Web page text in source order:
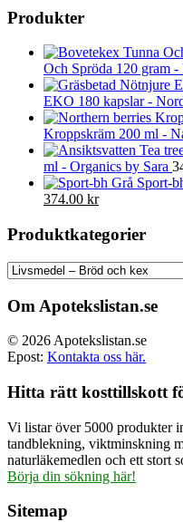
Produkter
Och Spröda 120 gram -
EKO 180 kapslar -
Kroppskräm 200 ml -
ml - Organics by Sara
Sport-
Det
priset
499.00 kr.
374.00 krDet
priset
är:
374.00 kr.
Produktkategorier
Om Apotekslistan.se
© 2026 Apotekslistan.se
Epost: Kontakta oss här.
Hitta rätt kosttillskott
Vi listar över 5000 produkter
tandblekning, viktminskning
naturläkemedlen och ett stort
Börja din sökning här!
Sitemap